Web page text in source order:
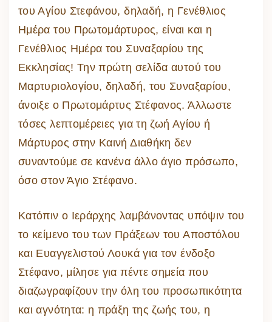
του Αγίου Στεφάνου, δηλαδή, η Γενέθλιος
Ημέρα του Πρωτομάρτυρος, είναι και η
Γενέθλιος Ημέρα του Συναξαρίου της
Εκκλησίας! Την πρώτη σελίδα αυτού του
Μαρτυριολογίου, δηλαδή, του Συναξαρίου,
άνοιξε ο Πρωτομάρτυς Στέφανος. Άλλωστε
τόσες λεπτομέρειες για τη ζωή Αγίου ή
Μάρτυρος στην Καινή Διαθήκη δεν
συναντούμε σε κανένα άλλο άγιο πρόσωπο,
όσο στον Άγιο Στέφανο.
Κατόπιν ο Ιεράρχης λαμβάνοντας υπόψιν του
το κείμενο του των Πράξεων του Αποστόλου
και Ευαγγελιστού Λουκά για τον ένδοξο
Στέφανο, μίλησε για πέντε σημεία που
διαζωγραφίζουν την όλη του προσωπικότητα
και αγνότητα: η πράξη της ζωής του, η